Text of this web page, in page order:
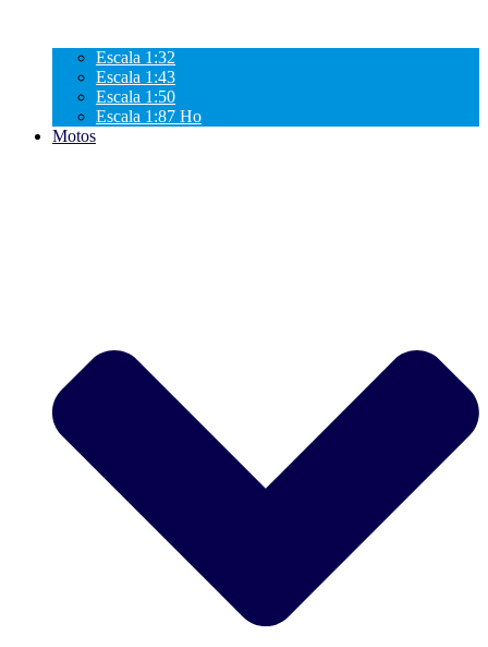
Escala 1:32
Escala 1:43
Escala 1:50
Escala 1:87 Ho
Motos